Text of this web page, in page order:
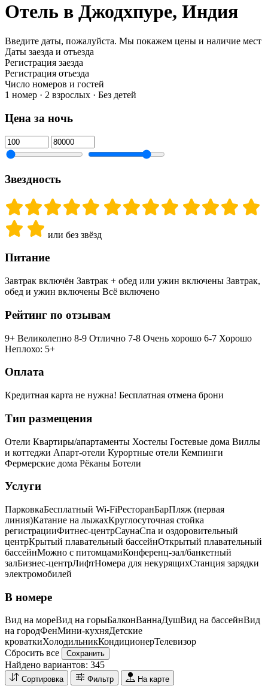
Отель в Джодхпуре, Индия
Введите даты, пожалуйста. Мы покажем цены и наличие мест
Даты заезда и отъезда
Регистрация заезда
Регистрация отъезда
Число номеров и гостей
1 номер · 2 взрослых · Без детей
Цена за ночь
Звездность
или без звёзд
Питание
Завтрак включён Завтрак + обед или ужин включены Завтрак,
обед и ужин включены Всё включено
Рейтинг по отзывам
9+ Великолепно 8-9 Отлично 7-8 Очень хорошо 6-7 Хорошо
Неплохо: 5+
Оплата
Кредитная карта не нужна! Бесплатная отмена брони
Тип размещения
Отели Квартиры/апартаменты Хостелы Гостевые дома Виллы
и коттеджи Апарт-отели Курортные отели Кемпинги
Фермерские дома Рёканы Ботели
Услуги
ПарковкаБесплатный Wi-FiРесторанБарПляж (первая
линия)Катание на лыжахКруглосуточная стойка
регистрацииФитнес-центрСаунаСпа и оздоровительный
центрКрытый плавательный бассейнОткрытый плавательный
бассейнМожно с питомцамиКонференц-зал/банкетный
залБизнес-центрЛифтНомера для некурящихCтанция зарядки
электромобилей
В номере
Вид на мореВид на горыБалконВаннаДушВид на бассейнВид
на городФенМини-кухняДетские
кроваткиХолодильникКондиционерТелевизор
Сбросить все
Сохранить
Найдено вариантов: 345
Сортировка Фильтр На карте